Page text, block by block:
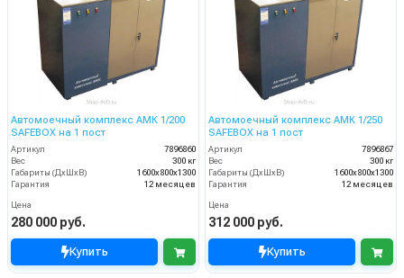
Автомоечный комплекс АМК 1/200
SAFEBOX на 1 пост
Артикул
7896860
Вес
300 кг
Габариты (ДхШхВ)
1600х800х1300
Гарантия
12 месяцев
Цена
280 000 руб.
Купить
Автомоечный комплекс АМК 1/250
SAFEBOX на 1 пост
Артикул
7896867
Вес
300 кг
Габариты (ДхШхВ)
1600х800х1300
Гарантия
12 месяцев
Цена
312 000 руб.
Купить